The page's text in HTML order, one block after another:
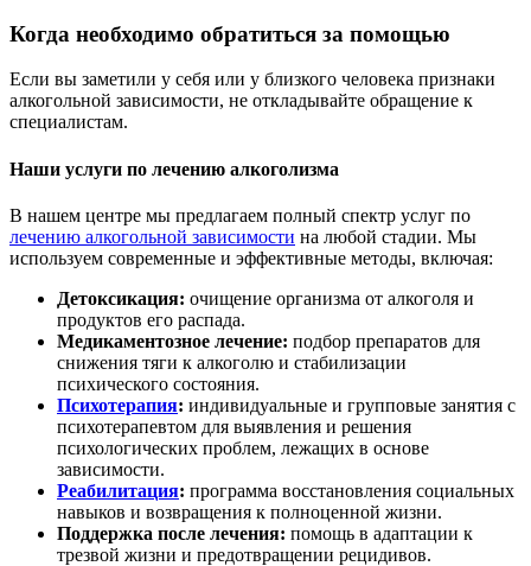
Когда необходимо обратиться за помощью
Если вы заметили у себя или у близкого человека признаки
алкогольной зависимости, не откладывайте обращение к
специалистам.
Наши услуги по лечению алкоголизма
В нашем центре мы предлагаем полный спектр услуг по
лечению алкогольной зависимости на любой стадии. Мы
используем современные и эффективные методы, включая:
Детоксикация: очищение организма от алкоголя и
продуктов его распада.
Медикаментозное лечение: подбор препаратов для
снижения тяги к алкоголю и стабилизации
психического состояния.
Психотерапия: индивидуальные и групповые занятия с
психотерапевтом для выявления и решения
психологических проблем, лежащих в основе
зависимости.
Реабилитация: программа восстановления социальных
навыков и возвращения к полноценной жизни.
Поддержка после лечения: помощь в адаптации к
трезвой жизни и предотвращении рецидивов.